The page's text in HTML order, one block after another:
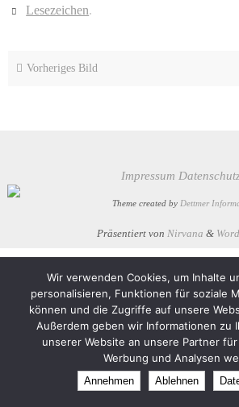
Lesezeichen.
Vorheriges Bild
Impressum
Theme created by Dettmer
Präsentiert von Nirvana &
Wir verwenden Cookies, um Inhalte
personalisieren, Funktionen für soziale
können und die Zugriffe auf unsere
Außerdem geben wir Informationen zu
unserer Website an unsere Partner
Werbung und Analysen
Annehmen Ablehnen